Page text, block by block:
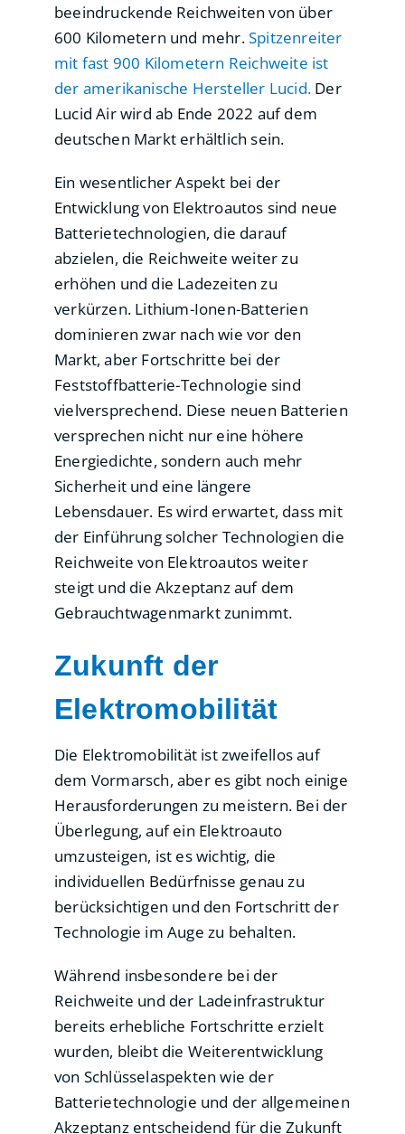
beeindruckende Reichweiten von über
600 Kilometern und mehr.Spitzenreiter
mit fast 900 Kilometern Reichweite ist
der amerikanische Hersteller Lucid.Der
Lucid Air wird ab Ende 2022 auf dem
deutschen Markt erhältlich sein.
Ein wesentlicher Aspekt bei der
Entwicklung von Elektroautos sind neue
Batterietechnologien, die darauf
abzielen, die Reichweite weiter zu
erhöhen und die Ladezeiten zu
verkürzen. Lithium-Ionen-Batterien
dominieren zwar nach wie vor den
Markt, aber Fortschritte bei der
Feststoffbatterie-Technologie sind
vielversprechend. Diese neuen Batterien
versprechen nicht nur eine höhere
Energiedichte, sondern auch mehr
Sicherheit und eine längere
Lebensdauer. Es wird erwartet, dass mit
der Einführung solcher Technologien die
Reichweite von Elektroautos weiter
steigt und die Akzeptanz auf dem
Gebrauchtwagenmarkt zunimmt.
Zukunft der
Elektromobilität
Die Elektromobilität ist zweifellos auf
dem Vormarsch, aber es gibt noch einige
Herausforderungen zu meistern. Bei der
Überlegung, auf ein Elektroauto
umzusteigen, ist es wichtig, die
individuellen Bedürfnisse genau zu
berücksichtigen und den Fortschritt der
Technologie im Auge zu behalten.
Während insbesondere bei der
Reichweite und der Ladeinfrastruktur
bereits erhebliche Fortschritte erzielt
wurden, bleibt die Weiterentwicklung
von Schlüsselaspekten wie der
Batterietechnologie und der allgemeinen
Akzeptanz entscheidend für die Zukunft